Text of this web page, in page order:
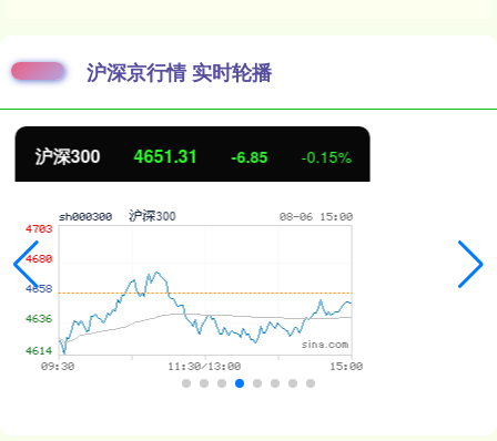
沪深京行情 实时轮播
北证50 1122.88 3.42